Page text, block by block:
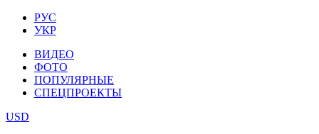
РУС
УКР
ВИДЕО
ФОТО
ПОПУЛЯРНЫЕ
СПЕЦПРОЕКТЫ
USD